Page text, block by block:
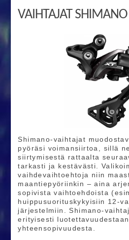
VAIHTAJAT SHIMANO
Shimano‑vaihtajat
pyöräsi voimansiirtoa, sillä
siirtymisestä rattaalta
tarkasti ja kestävästi.
vaihdevaihtoehtoja niin
maantiepyöriinkin – aina
sopivista vaihtoehdoista
huippusuorituskykyisiin
järjestelmiin.
erityisesti
yhteensopivuudesta.